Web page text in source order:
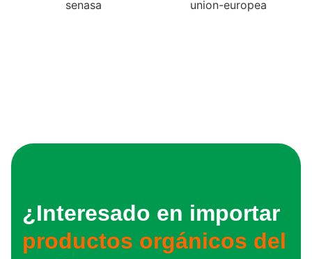
¿Interesado en importar
productos orgánicos del